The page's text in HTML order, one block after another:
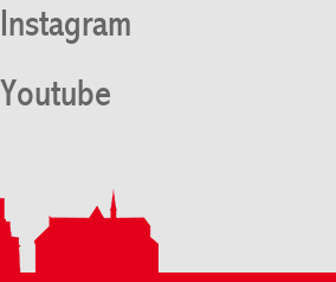
Instagram
Youtube